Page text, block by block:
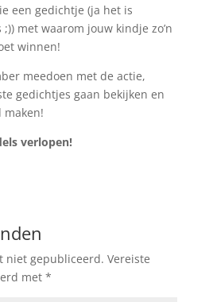
een gedichtje (ja het is
met waarom jouw kindje zo’n
winnen!
meedoen met de actie,
gedichtjes gaan bekijken en
maken!
verlopen!
niet gepubliceerd. Vereiste
met *